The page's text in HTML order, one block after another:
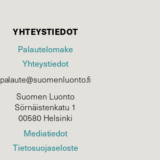
YHTEYSTIEDOT
Palautelomake
Yhteystiedot
palaute@suomenluonto.fi
Suomen Luonto
Sörnäistenkatu 1
00580 Helsinki
Mediatiedot
Tietosuojaseloste